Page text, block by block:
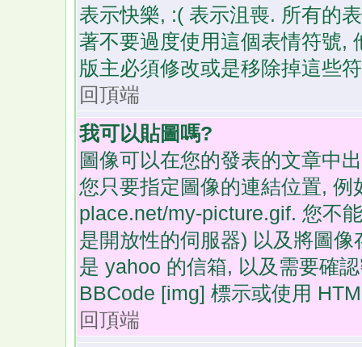
表示快樂, :( 表示沮喪. 所有的
著不要過度使用這個表情符號,
版主必須修改或是移除掉這些
回頂端
我可以貼圖嗎?
圖像可以在您的發表的文章中
您只要指定圖像的連結位置,
place.net/my-picture.gif. 您不
是開放性的伺服器) 以及將圖
是 yahoo 的信箱, 以及需要確
BBCode [img] 標示或使用
回頂端